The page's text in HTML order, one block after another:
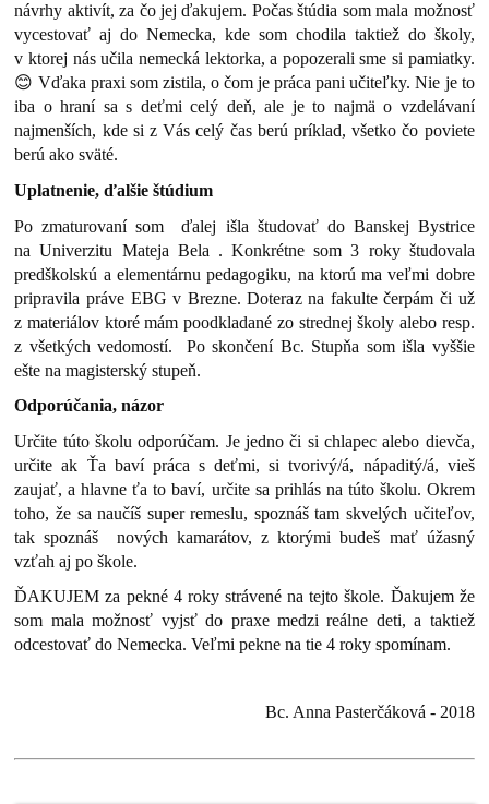
návrhy aktivít, za čo jej ďakujem. Počas štúdia som mala možnosť
vycestovať aj do Nemecka, kde som chodila taktiež do školy,
v ktorej nás učila nemecká lektorka, a popozerali sme si pamiatky.
😊 Vďaka praxi som zistila, o čom je práca pani učiteľky. Nie je to
iba o hraní sa s deťmi celý deň, ale je to najmä o vzdelávaní
najmenších, kde si z Vás celý čas berú príklad, všetko čo poviete
berú ako sväté.
Uplatnenie, ďalšie štúdium
Po zmaturovaní som ďalej išla študovať do Banskej Bystrice
na Univerzitu Mateja Bela . Konkrétne som 3 roky študovala
predškolskú a elementárnu pedagogiku, na ktorú ma veľmi dobre
pripravila práve EBG v Brezne. Doteraz na fakulte čerpám či už
z materiálov ktoré mám poodkladané zo strednej školy alebo resp.
z všetkých vedomostí. Po skončení Bc. Stupňa som išla vyššie
ešte na magisterský stupeň.
Odporúčania, názor
Určite túto školu odporúčam. Je jedno či si chlapec alebo dievča,
určite ak Ťa baví práca s deťmi, si tvorivý/á, nápaditý/á, vieš
zaujať, a hlavne ťa to baví, určite sa prihlás na túto školu. Okrem
toho, že sa naučíš super remeslu, spoznáš tam skvelých učiteľov,
tak spoznáš nových kamarátov, z ktorými budeš mať úžasný
vzťah aj po škole.
ĎAKUJEM za pekné 4 roky strávené na tejto škole. Ďakujem že
som mala možnosť vyjsť do praxe medzi reálne deti, a taktiež
odcestovať do Nemecka. Veľmi pekne na tie 4 roky spomínam.
Bc. Anna Pasterčáková - 2018